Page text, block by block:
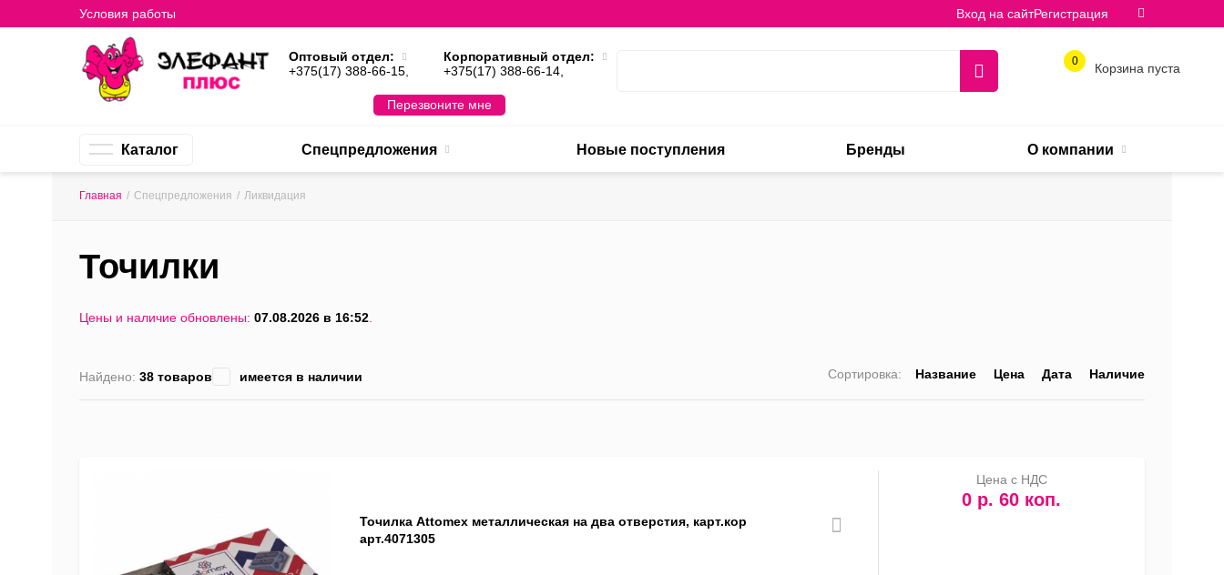
Условия работы Вход на сайтРегистрация
0 Корзина пуста
Оптовый отдел:
+375(17) 388-66-15,
Корпоративный отдел:
+375(17) 388-66-14,
Перезвоните мне
Каталог Спецпредложения Новые поступления Бренды О компании
Главная / Спецпредложения / Ликвидация
Точилки
Цены и наличие обновлены: 07.08.2026 в 16:52.
Найдено: 38 товаров имеется в наличии Сортировка: Название Цена Дата Наличие
Точилка Attomex металлическая на два отверстия, карт.кор
арт.4071305
Цена с НДС
0 р. 60 коп.